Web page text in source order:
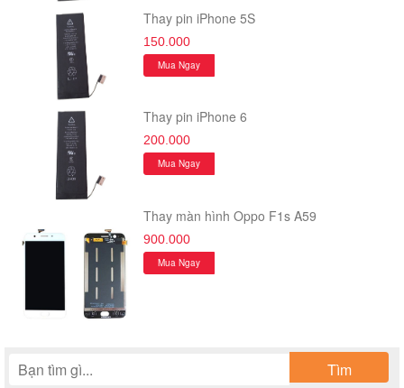
Thay pin iPhone 5S
150.000
Mua Ngay
Thay pin iPhone 6
200.000
Mua Ngay
Thay màn hình Oppo F1s A59
900.000
Mua Ngay
Tìm